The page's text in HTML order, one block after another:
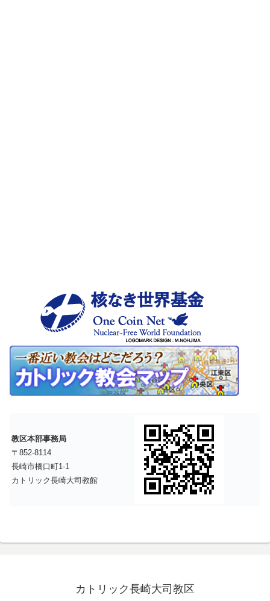
教区本部事務局
〒852-8114
長崎市橋口町1-1
カトリック長崎大司教館
カトリック長崎大司教区